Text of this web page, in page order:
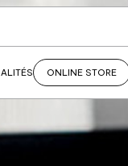
ONLINE STORE